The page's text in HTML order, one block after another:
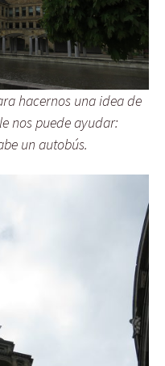
hacernos una idea de
nos puede ayudar:
un autobús.